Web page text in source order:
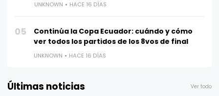
UNKNOWN HACE 16 DÍAS
05
Continúa la Copa Ecuador: cuándo y cómo
ver todos los partidos de los 8vos de final
UNKNOWN HACE 16 DÍAS
Últimas noticias Ver todo